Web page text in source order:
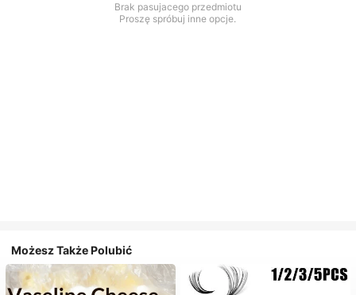
Brak pasujacego przedmiotu
Proszę spróbuj inne opcje.
Możesz Także Polubić